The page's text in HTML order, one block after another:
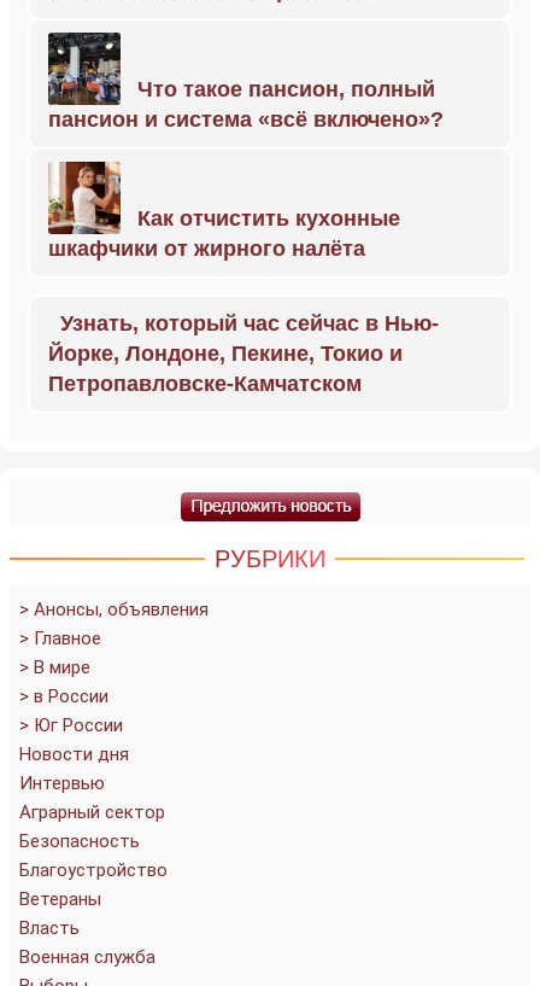
Что такое пансион, полный
пансион и система «всё включено»?
Как отчистить кухонные
шкафчики от жирного налёта
Узнать, который час сейчас в Нью-
Йорке, Лондоне, Пекине, Токио и
Петропавловске-Камчатском
РУБРИКИ
> Анонсы, объявления
> Главное
> В мире
> в России
> Юг России
Новости дня
Интервью
Аграрный сектор
Безопасность
Благоустройство
Ветераны
Власть
Военная служба